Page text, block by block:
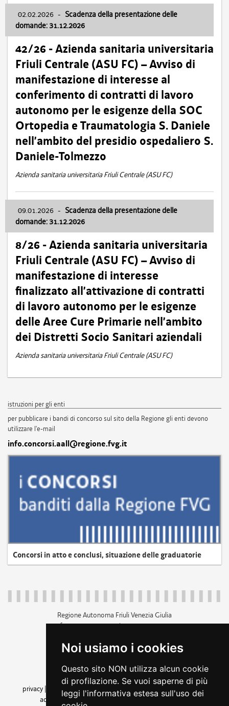
Noi usiamo i cookies
Questo sito NON utilizza alcun cookie
di profilazione. Se vuoi saperne di più
leggi l'informativa estesa sull'uso dei
02.02.2026 - Scadenza della presentazione delle
domande: 31.12.2026
42/26 - Azienda sanitaria universitaria
Friuli Centrale (ASU FC) – Avviso di
manifestazione di interesse al
conferimento di contratti di lavoro
autonomo per le esigenze della SOC
Ortopedia e Traumatologia S. Daniele
nell’ambito del presidio ospedaliero S.
Daniele-Tolmezzo
Azienda sanitaria universitaria Friuli Centrale (ASU FC)
09.01.2026 - Scadenza della presentazione delle
domande: 31.12.2026
8/26 - Azienda sanitaria universitaria
Friuli Centrale (ASU FC) – Avviso di
manifestazione di interesse
finalizzato all’attivazione di contratti
di lavoro autonomo per le esigenze
delle Aree Cure Primarie nell’ambito
dei Distretti Socio Sanitari aziendali
Azienda sanitaria universitaria Friuli Centrale (ASU FC)
istruzioni per gli enti
per pubblicare i bandi di concorso sul sito della Regione gli enti devono
utilizzare l'e-mail
info.concorsi.aall@regione.fvg.it
Concorsi in atto e conclusi, situazione delle graduatorie
Regione Autonoma Friuli Venezia Giulia
c.f. 80014930327; p.iva 00526040324
+39 040 3771111
amministrazione trasparente
privacy
cookie |note legali accessibilità
dichiarazione di
accessibilità| feedback cambio preferenze cookie